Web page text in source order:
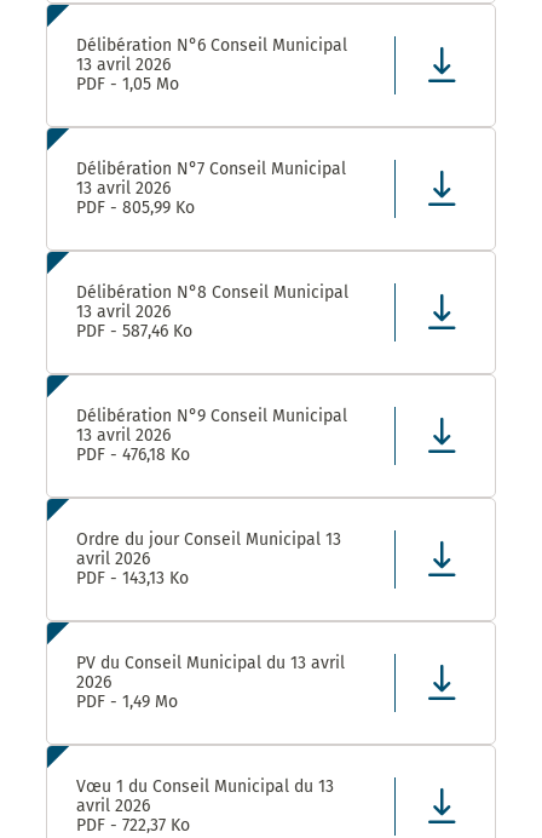
Délibération N°6 Conseil Municipal
13 avril 2026
PDF - 1,05 Mo
Délibération N°7 Conseil Municipal
13 avril 2026
PDF - 805,99 Ko
Délibération N°8 Conseil Municipal
13 avril 2026
PDF - 587,46 Ko
Délibération N°9 Conseil Municipal
13 avril 2026
PDF - 476,18 Ko
Ordre du jour Conseil Municipal 13
avril 2026
PDF - 143,13 Ko
PV du Conseil Municipal du 13 avril
2026
PDF - 1,49 Mo
Vœu 1 du Conseil Municipal du 13
avril 2026
PDF - 722,37 Ko